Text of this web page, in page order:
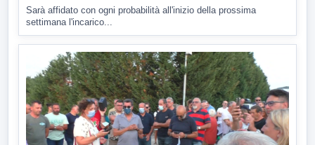
Sarà affidato con ogni probabilità all'inizio della prossima
settimana l'incarico...